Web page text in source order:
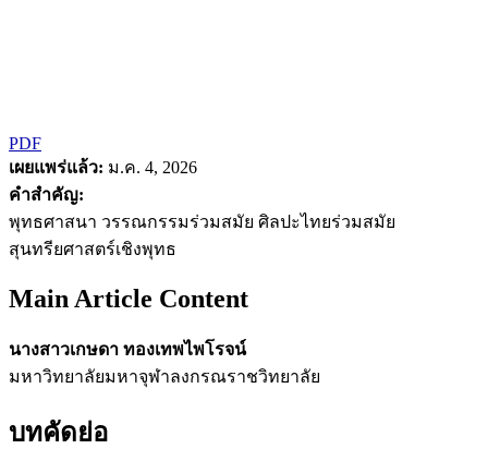
PDF
เผยแพร่แล้ว: ม.ค. 4, 2026
คำสำคัญ:
พุทธศาสนา วรรณกรรมร่วมสมัย ศิลปะไทยร่วมสมัย
สุนทรียศาสตร์เชิงพุทธ
Main Article Content
นางสาวเกษดา ทองเทพไพโรจน์
มหาวิทยาลัยมหาจุฬาลงกรณราชวิทยาลัย
บทคัดย่อ